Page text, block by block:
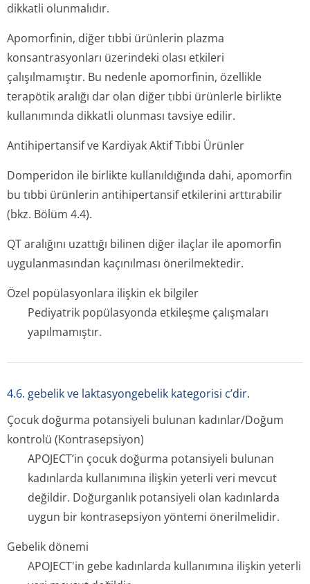
dikkatli olunmalıdır.
Apomorfinin, diğer tıbbi ürünlerin plazma
konsantrasyonları üzerindeki olası etkileri
çalışılmamıştır. Bu nedenle apomorfinin, özellikle
terapötik aralığı dar olan diğer tıbbi ürünlerle birlikte
kullanımında dikkatli olunması tavsiye edilir.
Antihipertansif ve Kardiyak Aktif Tıbbi Ürünler
Domperidon ile birlikte kullanıldığında dahi, apomorfin
bu tıbbi ürünlerin antihipertansif etkilerini arttırabilir
(bkz. Bölüm 4.4).
QT aralığını uzattığı bilinen diğer ilaçlar ile apomorfin
uygulanmasından kaçınılması önerilmektedir.
Özel popülasyonlara ilişkin ek bilgiler
Pediyatrik popülasyonda etkileşme çalışmaları
yapılmamıştır.
4.6. gebelik ve laktasyongebelik kategorisi c’dir.
Çocuk doğurma potansiyeli bulunan kadınlar/Doğum
kontrolü (Kontrasepsiyon)
APOJECT’in çocuk doğurma potansiyeli bulunan
kadınlarda kullanımına ilişkin yeterli veri mevcut
değildir. Doğurganlık potansiyeli olan kadınlarda
uygun bir kontrasepsiyon yöntemi önerilmelidir.
Gebelik dönemi
APOJECT'in gebe kadınlarda kullanımına ilişkin yeterli